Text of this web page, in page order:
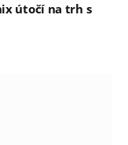
útočí na trh s